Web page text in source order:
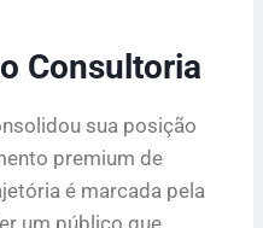
Consultoria
sua posição
premium de
é marcada pela
um público que